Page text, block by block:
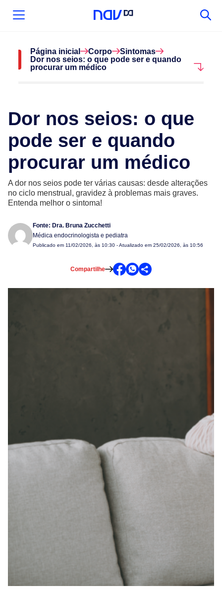
Página inicial Corpo
Sintomas
Dor nos seios: o que pode ser e quando
procurar um médico
Dor nos seios: o que
pode ser e quando
procurar um médico
A dor nos seios pode ter várias causas: desde alterações
no ciclo menstrual, gravidez à problemas mais graves.
Entenda melhor o sintoma!
Fonte: Dra. Bruna Zucchetti
Médica endocrinologista e pediatra
Publicado em 11/02/2026, às 10:30 - Atualizado em 25/02/2026, às 10:56
Compartilhe